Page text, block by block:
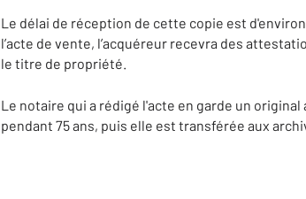
Le délai de réception de cette copie est
l’acte de vente, l’acquéreur recevra des
le titre de propriété.
Le notaire qui a rédigé l'acte en garde un original
pendant 75 ans, puis elle est transférée aux